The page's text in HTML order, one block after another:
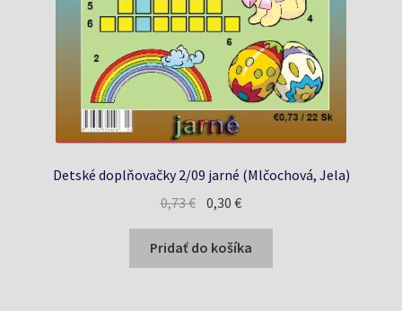
Detské doplňovačky 2/09 jarné (Mlčochová, Jela)
0,73€ Pôvodná
bola:
0,73 €.
0,30€Aktuálna
je:
0,30 €.
Pridať do košíka